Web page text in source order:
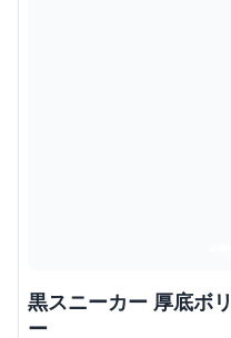
黒スニーカー 厚底ボ
ー